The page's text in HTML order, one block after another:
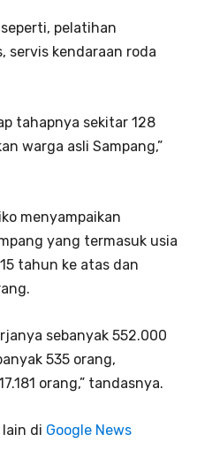
pelatihan
servis kendaraan roda
tahapnya sekitar 128
warga asli Sampang,”
menyampaikan
yang termasuk usia
tahun ke atas dan
sebanyak 552.000
535 orang,
orang,” tandasnya.
di Google News